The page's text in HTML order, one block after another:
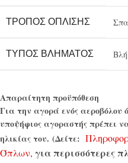
ΤΡΌΠΟΣ ΌΠΛΙΣΗΣ
ΤΎΠΟΣ ΒΛΉΜΑΤΟΣ
Απαραίτητη προϋπόθεση
Για την αγορά ενός αεροβόλου
υποψήφιος αγοραστής πρέπει
ηλικίας του. (Δείτε:
Όπλων, για περισσότερες